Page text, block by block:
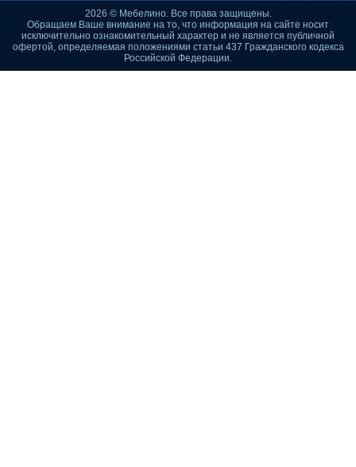
2026 © Мебелино. Все права защищены.
Обращаем Ваше внимание на то, что информация на сайте носит
исключительно ознакомительный характер и не является публичной
офертой, определяемая положениями статьи 437 Гражданского кодекса
Российской Федерации.